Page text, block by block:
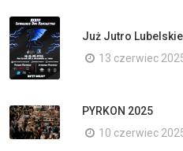
Już Jutro
13 czerwiec
PYRKON 2025
10 czerwiec